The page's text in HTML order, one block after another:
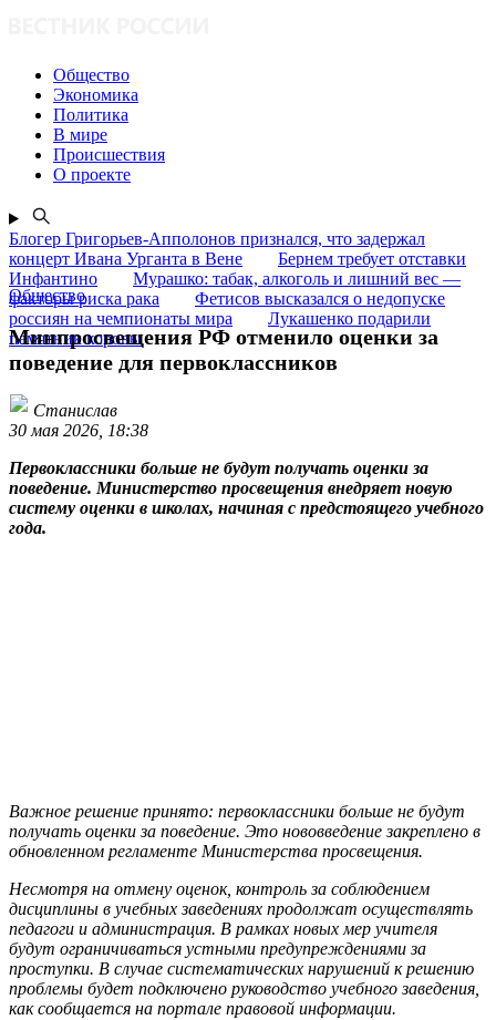
Общество
Экономика
Политика
В мире
Происшествия
О проекте
Блогер Григорьев-Апполонов признался, что задержал
концерт Ивана Урганта в Вене
Бернем требует отставки
Инфантино
Мурашко: табак, алкоголь и лишний вес —
факторы риска рака
Фетисов высказался о недопуске
россиян на чемпионаты мира
Лукашенко подарили
памятник коровы
Общество
Минпросвещения РФ отменило оценки за
поведение для первоклассников
Станислав
30 мая 2026, 18:38
Первоклассники больше не будут получать оценки за
поведение. Министерство просвещения внедряет новую
систему оценки в школах, начиная с предстоящего учебного
года.
Важное решение принято: первоклассники больше не будут
получать оценки за поведение. Это нововведение закреплено в
обновленном регламенте Министерства просвещения.
Несмотря на отмену оценок, контроль за соблюдением
дисциплины в учебных заведениях продолжат осуществлять
педагоги и администрация. В рамках новых мер учителя
будут ограничиваться устными предупреждениями за
проступки. В случае систематических нарушений к решению
проблемы будет подключено руководство учебного заведения,
как сообщается на портале правовой информации.